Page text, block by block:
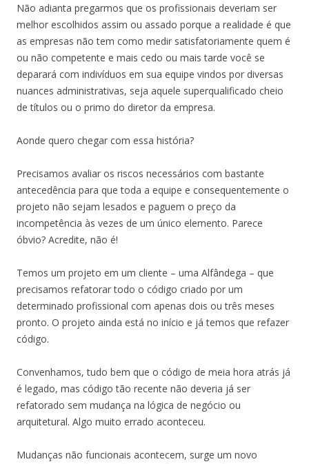
Não adianta pregarmos que os profissionais deveriam ser
melhor escolhidos assim ou assado porque a realidade é que
as empresas não tem como medir satisfatoriamente quem é
ou não competente e mais cedo ou mais tarde você se
deparará com indivíduos em sua equipe vindos por diversas
nuances administrativas, seja aquele superqualificado cheio
de títulos ou o primo do diretor da empresa.
Aonde quero chegar com essa história?
Precisamos avaliar os riscos necessários com bastante
antecedência para que toda a equipe e consequentemente o
projeto não sejam lesados e paguem o preço da
incompetência às vezes de um único elemento. Parece
óbvio? Acredite, não é!
Temos um projeto em um cliente – uma Alfândega – que
precisamos refatorar todo o código criado por um
determinado profissional com apenas dois ou três meses
pronto. O projeto ainda está no início e já temos que refazer
código.
Convenhamos, tudo bem que o código de meia hora atrás já
é legado, mas código tão recente não deveria já ser
refatorado sem mudança na lógica de negócio ou
arquitetural. Algo muito errado aconteceu.
Mudanças não funcionais acontecem, surge um novo